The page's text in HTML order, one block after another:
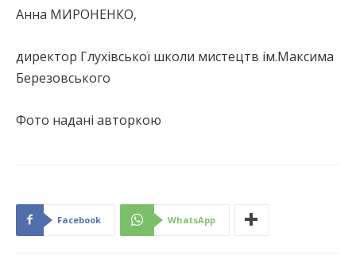
Анна МИРОНЕНКО,
директор Глухівської школи мистецтв ім.Максима
Березовського
Фото надані авторкою
Facebook WhatsApp